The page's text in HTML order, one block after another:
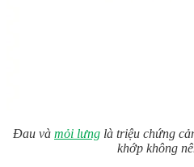
Đau và mỏi lưng là triệu chứng
khớp không